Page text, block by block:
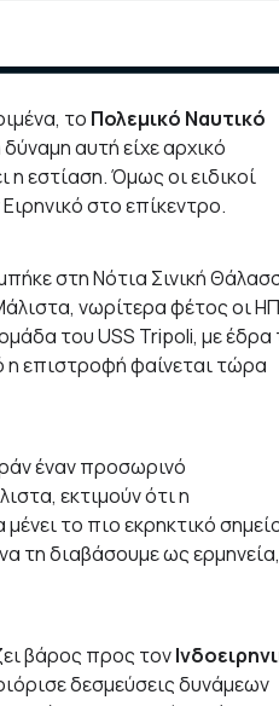
το Πολεμικό Ναυτικό
αυτή είχε αρχικό
εστίαση. Όμως οι ειδικοί
στο επίκεντρο.
στη Νότια Σινική
νωρίτερα φέτος οι
του USS Tripoli, με έδρα
η επιστροφή φαίνεται τώρα
έναν προσωρινό
εκτιμούν ότι η
το πιο εκρηκτικό
τη διαβάσουμε ως ερμηνεία,
βάρος προς τον
δεσμεύσεις δυνάμεων